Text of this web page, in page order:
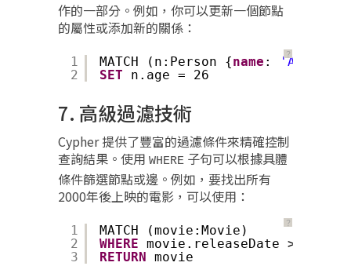
作的一部分。例如，你可以更新一個節點
的屬性或添加新的關係：
？
1
2
MATCH (n:Person {name : 'Ann'
SET
n.age = 26
7. 高級過濾技術
Cypher 提供了豐富的過濾條件來精確控制
查詢結果。使用 WHERE 子句可以根據具體
條件篩選節點或邊。例如，要找出所有
2000年後上映的電影，可以使用：
？
1
2
3
MATCH (movie:Movie)
WHERE movie.releaseDate >= 2000
RETURN movie